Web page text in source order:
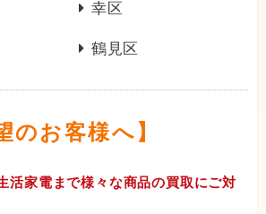
幸区
鶴見区
のお客様へ】
活家電まで様々な商品の買取にご対